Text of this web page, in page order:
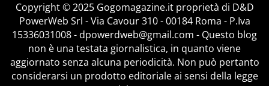
Copyright © 2025 Gogomagazine.it proprietà di D&D
PowerWeb Srl - Via Cavour 310 - 00184 Roma - P.Iva
15336031008 - dpowerdweb@gmail.com - Questo blog
non è una testata giornalistica, in quanto viene
aggiornato senza alcuna periodicità. Non può pertanto
considerarsi un prodotto editoriale ai sensi della legge